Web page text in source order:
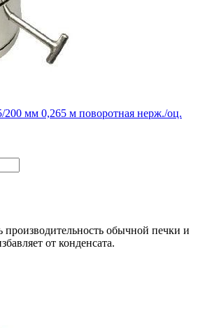
200 мм 0,265 м поворотная нерж./оц.
производительность обычной печки и
от конденсата.